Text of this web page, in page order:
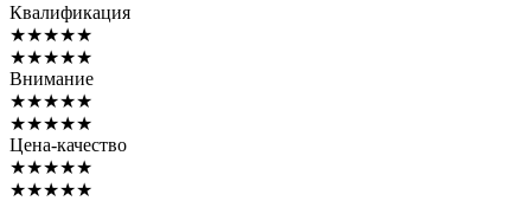
Квалификация
★★★★★
★★★★★
Внимание
★★★★★
★★★★★
Цена-качество
★★★★★
★★★★★